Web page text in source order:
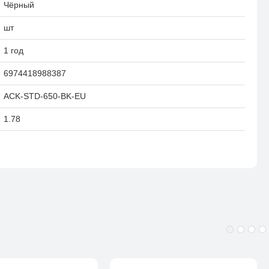
подшипниках повышается эффективность охлаждения,
годы
КАБЕЛИ
мы предлагаем паровое подключение кабелей,
создания ПК премиум-класса
Чёрный
шт
1 год
6974418988387
ACK-STD-650-BK-EU
1.78